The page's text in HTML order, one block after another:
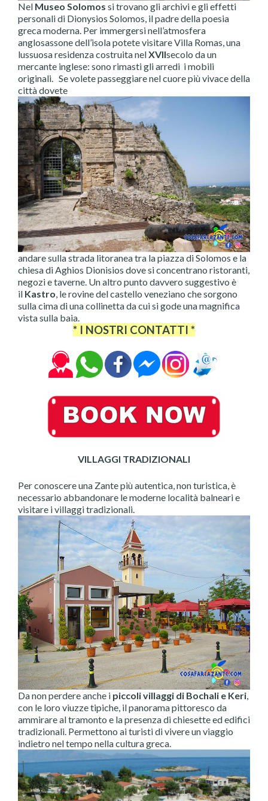
Nel Museo Solomos si trovano gli archivi e gli effetti
personali di Dionysios Solomos, il padre della poesia
greca moderna. Per immergersi nell’atmosfera
anglosassone dell’isola potete visitare Villa Romas, una
lussuosa residenza costruita nelXVIIsecolo da un
mercante inglese: sono rimasti gli arredi i mobili
originali. Se volete passeggiare nel cuore più vivace della
città dovete
andare sulla strada litoranea tra la piazza di Solomos e la
chiesa di Aghios Dionisios dove si concentrano ristoranti,
negozi e taverne. Un altro punto davvero suggestivo è
il Kastro, le rovine del castello veneziano che sorgono
sulla cima di una collinetta da cui si gode una magnifica
vista sulla baia.
* I NOSTRI CONTATTI *
VILLAGGI TRADIZIONALI
Per conoscere una Zante più autentica, non turistica, è
necessario abbandonare le moderne località balneari e
visitare i villaggi tradizionali.
Da non perdere anche i piccoli villaggi di Bochali e Keri,
con le loro viuzze tipiche, il panorama pittoresco da
ammirare al tramonto e la presenza di chiesette ed edifici
tradizionali. Permettono ai turisti di vivere un viaggio
indietro nel tempo nella cultura greca.